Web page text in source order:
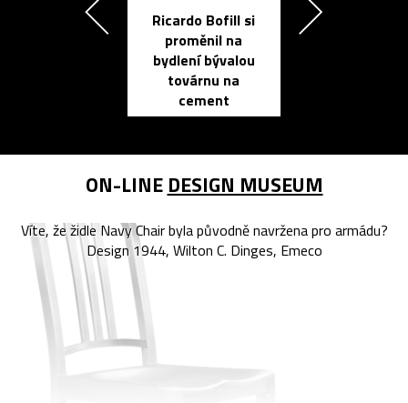
Ricardo Bofill si
proměnil na
bydlení bývalou
továrnu na
cement
ON-LINE DESIGN MUSEUM
Víte, že židle Navy Chair byla původně navržena pro armádu?
Design 1944, Wilton C. Dinges, Emeco